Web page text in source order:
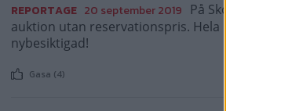
REPORTAGE 20 september 2019 På Skokloster
auktion utan reservationspris. Hela intäkten
nybesiktigad!
Gasa (4)